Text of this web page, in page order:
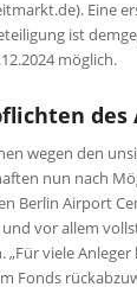
Eine
ist
möglich.
des
wegen den
nun nach
Berlin Airport
vor allem
viele
Fonds